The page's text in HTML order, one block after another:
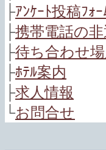
├ｱﾝｹｰﾄ投稿ﾌｫｰ
├携帯電話の
├待ち合わせ
├ﾎﾃﾙ案内
├求人情報
└お問合せ